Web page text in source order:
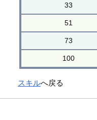
33
51
73
100
スキルへ戻る